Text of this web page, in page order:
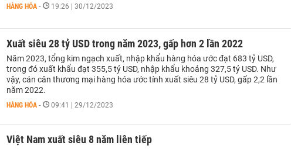
HÀNG HÓA - 19:26 | 30/12/2023
Xuất siêu 28 tỷ USD trong năm 2023, gấp hơn 2 lần 2022
Năm 2023, tổng kim ngạch xuất, nhập khẩu hàng hóa ước đạt 683 tỷ USD,
trong đó xuất khẩu đạt 355,5 tỷ USD, nhập khẩu khoảng 327,5 tỷ USD. Như
vậy, cán cân thương mại hàng hóa ước tính xuất siêu 28 tỷ USD, gấp 2,2 lần
năm 2022.
HÀNG HÓA - 09:41 | 29/12/2023
Việt Nam xuất siêu 8 năm liên tiếp